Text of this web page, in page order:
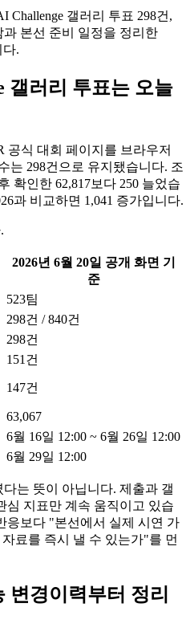
Challenge 갤러리 투표 298건,
과 본선 준비 일정을 정리한
다.
갤러리 투표는 오늘
공식 대회 페이지를 브라우저
는 298건으로 유지됐습니다. 조
확인한 62,817보다 250 늘었습
과 비교하면 1,041 증가입니다.
2026년 6월 20일 공개 화면 기
준
523팀
298건 / 840건
298건
151건
147건
63,067
6월 16일 12:00 ~ 6월 26일 12:00
6월 29일 12:00
는 뜻이 아닙니다. 제출과 갤
심 지표만 계속 움직이고 있습
응보다 "본선에서 실제 시연 가
료를 즉시 낼 수 있는가"를 먼
변경이력부터 정리